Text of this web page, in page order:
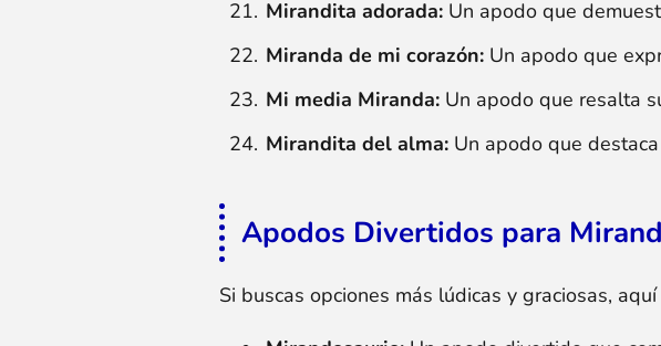
Mirandita adorada: Un apodo que
Miranda de mi corazón: Un apodo que
Mi media Miranda: Un apodo que resalta
Mirandita del alma: Un apodo que
Apodos Divertidos para
Si buscas opciones más lúdicas y graciosas,